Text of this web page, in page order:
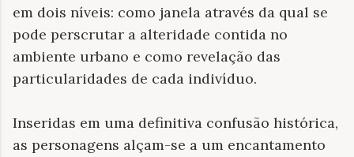
em dois níveis: como janela através da qual se
pode perscrutar a alteridade contida no
ambiente urbano e como revelação das
particularidades de cada indivíduo.
Inseridas em uma definitiva confusão histórica,
as personagens alçam-se a um encantamento